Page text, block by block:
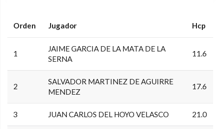
Orden Jugador Hcp
1
JAIME GARCIA DE LA MATA DE LA
SERNA
11.6
2
SALVADOR MARTINEZ DE AGUIRRE
MENDEZ
17.6
3 JUAN CARLOS DEL HOYO VELASCO 21.0